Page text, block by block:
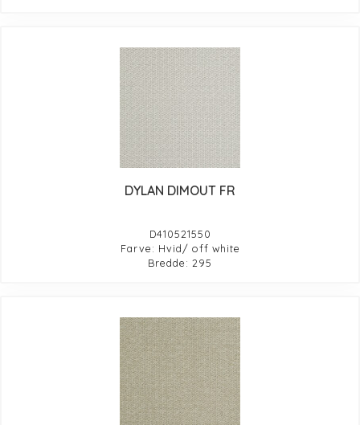
DYLAN DIMOUT FR
D410521550
Farve: Hvid/ off white
Bredde: 295